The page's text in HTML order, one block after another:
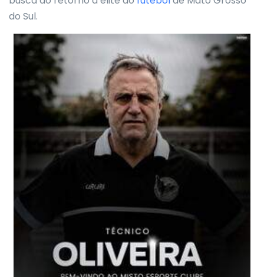
do Sul.